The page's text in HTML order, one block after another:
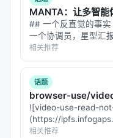
治"（autonomic）
仿操作系统的内存
malloc/free，而是
---
五、未解的问题
论文还在审稿，细
MANTA：让多智能
## 一个反直觉的事
一个协调员，星型汇
实核查两个方向，他
相关推荐
话题
browser-use/
![video-use-read-
(https://
filename=…
相关推荐